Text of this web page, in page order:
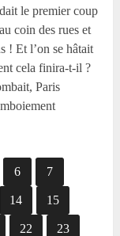
le premier coup
coin des rues et
! Et l’on se hâtait
cela finira-t-il ?
Paris
6 7
14 15
22 23